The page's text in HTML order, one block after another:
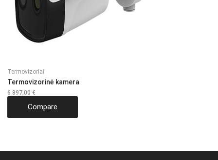
Termovizoriai
Termovizorinė kamera
6 897,00 €
Compare